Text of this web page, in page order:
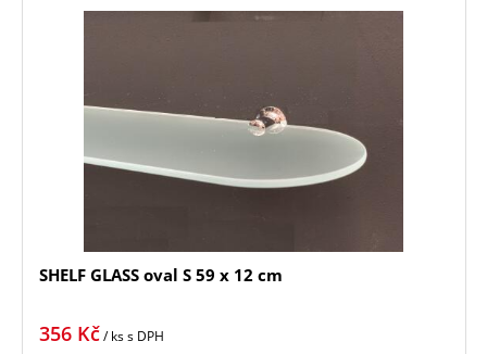
SHELF GLASS oval S 59 x 12 cm
356 Kč/ kss DPH